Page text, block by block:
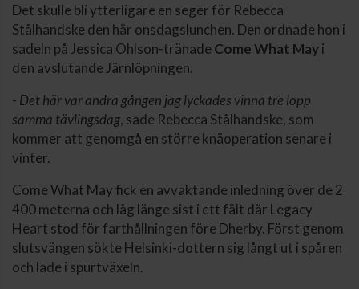
Det skulle bli ytterligare en seger för Rebecca
Stålhandske den här onsdagslunchen. Den ordnade hon i
sadeln på Jessica Ohlson-tränade Come What Mayi
den avslutande Järnlöpningen.
- Det här var andra gången jag lyckades vinna tre lopp
samma tävlingsdag, sade Rebecca Stålhandske, som
kommer att genomgå en större knäoperation senare i
vinter.
Come What May fick en avvaktande inledning över de 2
400 meterna och låg länge sist i ett fält där Legacy
Heart stod för farthållningen före Dherby. Först genom
slutsvängen sökte Helsinki-dottern sig långt ut i spåren
och lade i spurtväxeln.